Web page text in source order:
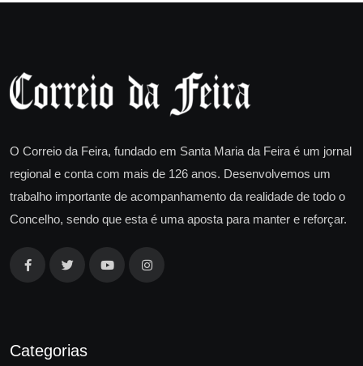
O Correio da Feira, fundado em Santa Maria da Feira é um jornal
regional e conta com mais de 126 anos. Desenvolvemos um
trabalho importante de acompanhamento da realidade de todo o
Concelho, sendo que esta é uma aposta para manter e reforçar.
Categorias